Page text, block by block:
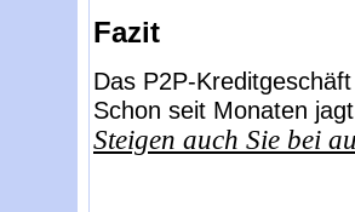
Fazit
Das P2P-
Schon seit Monaten
Steigen auch Sie bei